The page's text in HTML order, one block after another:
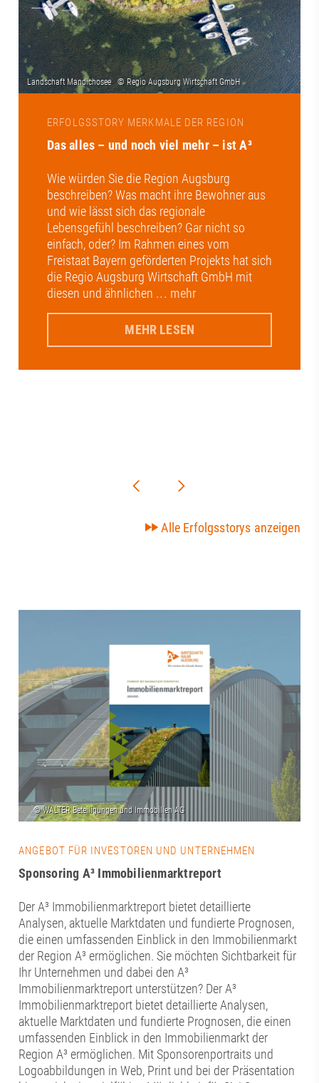
ERFOLGSSTORY MERKMALE DER REGION
Das alles – und noch viel mehr – ist A³
Wie würden Sie die Region Augsburg
beschreiben? Was macht ihre Bewohner aus
und wie lässt sich das regionale
Lebensgefühl beschreiben? Gar nicht so
einfach, oder? Im Rahmen eines vom
Freistaat Bayern geförderten Projekts hat sich
die Regio Augsburg Wirtschaft GmbH mit
diesen und ähnlichen ... mehr
MEHR LESEN
Alle Erfolgsstorys anzeigen
ANGEBOT FÜR INVESTOREN UND UNTERNEHMEN
Sponsoring A³ Immobilienmarktreport
Der A³ Immobilienmarktreport bietet detaillierte
Analysen, aktuelle Marktdaten und fundierte Prognosen,
die einen umfassenden Einblick in den Immobilienmarkt
der Region A³ ermöglichen. Sie möchten Sichtbarkeit für
Ihr Unternehmen und dabei den A³
Immobilienmarktreport unterstützen? Der A³
Immobilienmarktreport bietet detaillierte Analysen,
aktuelle Marktdaten und fundierte Prognosen, die einen
umfassenden Einblick in den Immobilienmarkt der
Region A³ ermöglichen. Mit Sponsorenportraits und
Logoabbildungen in Web, Print und bei der Präsentation